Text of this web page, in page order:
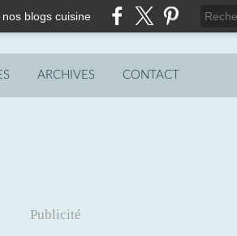
nos blogs cuisine
ARCHIVES CONTACT
Publicité